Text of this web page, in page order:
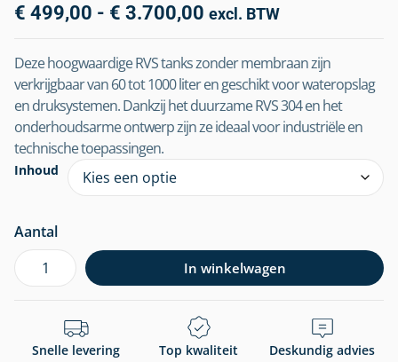
€ 499,00 - € 3.700,00 excl. BTW
Deze hoogwaardige RVS tanks zonder membraan zijn
verkrijgbaar van 60 tot 1000 liter en geschikt voor wateropslag
en druksystemen. Dankzij het duurzame RVS 304 en het
onderhoudsarme ontwerp zijn ze ideaal voor industriële en
technische toepassingen.
Inhoud
Aantal
In winkelwagen
Snelle levering Top kwaliteit Deskundig advies